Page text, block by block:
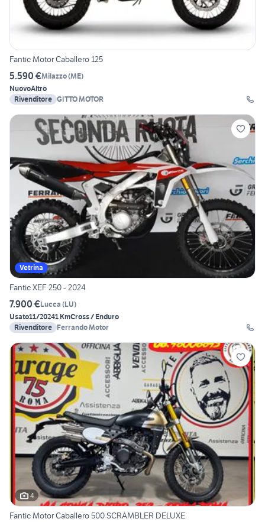
Fantic Motor Caballero 125
5.590 €Milazzo(ME)
NuovoAltro
Rivenditore GITTO MOTOR
Vetrina
Fantic XEF 250 - 2024
7.900 €Lucca (LU)
Usato11/20241 KmCross / Enduro
Rivenditore Ferrando Motor
4
Fantic Motor Caballero 500 SCRAMBLER DELUXE